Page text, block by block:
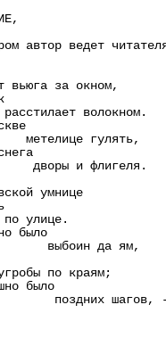
ведет читателя к
за окном,
волокном.
гулять,
флигеля.
умнице
было
да ям,
краям;
было
шагов,